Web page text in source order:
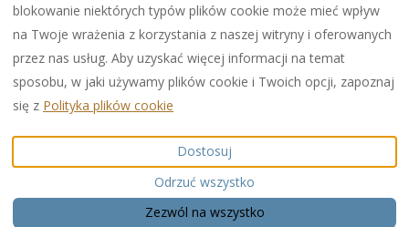
Polish EUR +35799538599
284 Protaras -Cape Greco
Avenue, Shop 1,
PARALIMNI, Famagusta,
Adres e-mail:
info@purpleinternational.e
zastrzeżone
blokowanie niektórych typów plików cookie może mieć wpływ
na Twoje wrażenia z korzystania z naszej witryny i oferowanych
przez nas usług. Aby uzyskać więcej informacji na temat
sposobu, w jaki używamy plików cookie i Twoich opcji, zapoznaj
się z Polityka plików cookie
Dostosuj
Odrzuć wszystko
Zezwól na wszystko